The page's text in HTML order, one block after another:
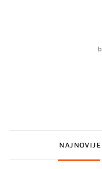
NAJNOVIJE